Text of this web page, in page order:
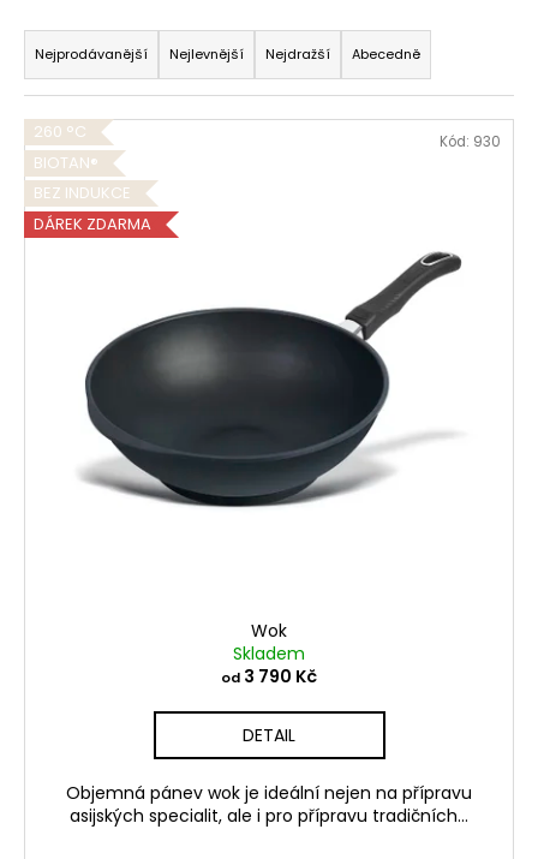
Ř
a
z
e
n
í
p
r
Nejprodávanější Nejlevnější Nejdražší Abecedně
V
ý
p
260 °C
BIOTAN®
BEZ INDUKCE
DÁREK ZDARMA
Wok
Skladem
od 3 790 Kč
DETAIL
Objemná pánev wok je ideální nejen na přípravu
asijských specialit, ale i pro přípravu tradičních...
Kód: 930